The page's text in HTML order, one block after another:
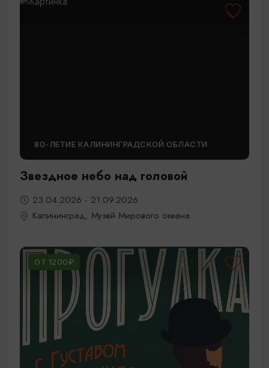
80-ЛЕТИЕ КАЛИНИНГРАДСКОЙ ОБЛАСТИ
Звездное небо над головой
23.04.2026 - 21.09.2026
Калининград, Музей Мирового океана
ОТ 1200₽